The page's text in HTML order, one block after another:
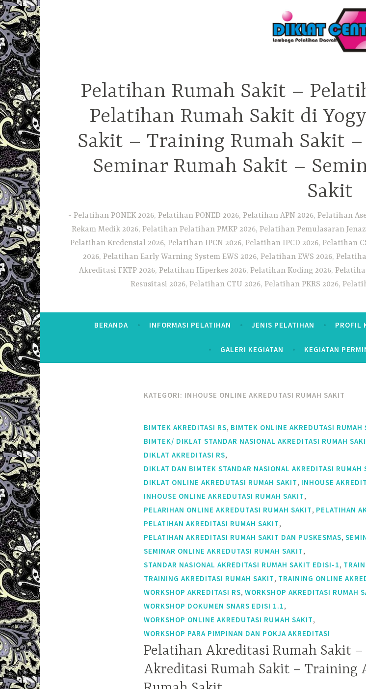
Pelatihan Rumah Sakit –
Pelatihan Rumah Sakit di
Sakit – Training Rumah Sakit
Seminar Rumah Sakit –
Sakit
Pelatihan PONEK 2026, Pelatihan PONED 2026, Pelatihan APN 2026, Pelatihan
Rekam Medik 2026, Pelatihan Pelatihan PMKP 2026, Pelatihan Pemulasaran
Pelatihan Kredensial 2026, Pelatihan IPCN 2026, Pelatihan IPCD 2026, Pelatihan
2026, Pelatihan Early Warning System EWS 2026, Pelatihan EWS 2026,
Akreditasi FKTP 2026, Pelatihan Hiperkes 2026, Pelatihan Koding 2026,
Resusitasi 2026, Pelatihan CTU 2026, Pelatihan PKRS 2026,
BERANDA INFORMASI PELATIHAN JENIS PELATIHAN PROFIL
GALERI KEGIATAN KEGIATAN
KATEGORI: INHOUSE ONLINE AKREDUTASI RUMAH SAKIT
BIMTEK AKREDITASI RS, BIMTEK ONLINE AKREDUTASI RUMAH
BIMTEK/ DIKLAT STANDAR NASIONAL AKREDITASI RUMAH
DIKLAT AKREDITASI RS,
DIKLAT DAN BIMTEK STANDAR NASIONAL AKREDITASI RUMAH
DIKLAT ONLINE AKREDUTASI RUMAH SAKIT, INHOUSE
INHOUSE ONLINE AKREDUTASI RUMAH SAKIT,
PELARIHAN ONLINE AKREDUTASI RUMAH SAKIT, PELATIHAN
PELATIHAN AKREDITASI RUMAH SAKIT,
PELATIHAN AKREDITASI RUMAH SAKIT DAN PUSKESMAS,
SEMINAR ONLINE AKREDUTASI RUMAH SAKIT,
STANDAR NASIONAL AKREDITASI RUMAH SAKIT EDISI-1,
TRAINING AKREDITASI RUMAH SAKIT, TRAINING ONLINE
WORKSHOP AKREDITASI RS, WORKSHOP AKREDITASI RUMAH
WORKSHOP DOKUMEN SNARS EDISI 1.1,
WORKSHOP ONLINE AKREDUTASI RUMAH SAKIT,
WORKSHOP PARA PIMPINAN DAN POKJA AKREDITASI
Pelatihan Akreditasi Rumah Sakit –
Akreditasi Rumah Sakit – Training